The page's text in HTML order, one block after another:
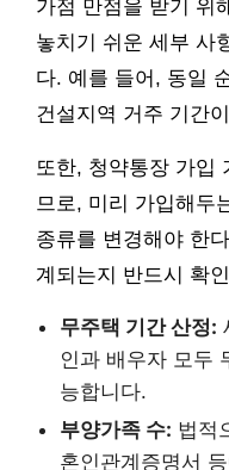
가점 만점을 받기 위
놓치기 쉬운 세부 사
다. 예를 들어, 동일
건설지역 거주 기간
또한, 청약통장 가입
므로, 미리 가입해두
종류를 변경해야 한
계되는지 반드시 확
무주택 기간 산정:
인과 배우자 모두
능합니다.
부양가족 수: 법적
혼인관계증명서